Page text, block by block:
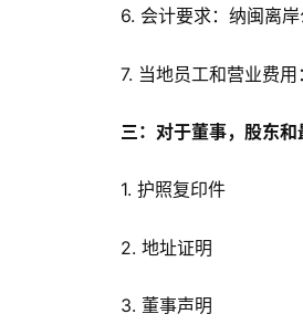
6. 会计要求：纳闽离
7. 当地员工和营业费用
三：对于董事，股东
1. 护照复印件
2. 地址证明
3. 董事声明